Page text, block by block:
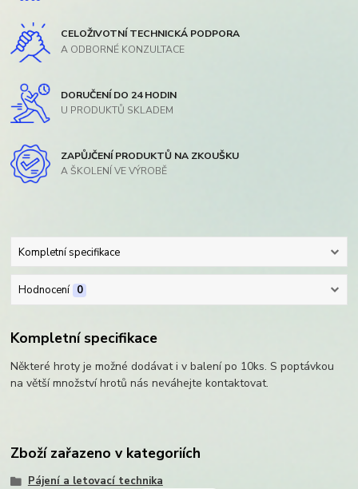
CELOŽIVOTNÍ TECHNICKÁ PODPORA
A ODBORNÉ KONZULTACE
DORUČENÍ DO 24 HODIN
U PRODUKTŮ SKLADEM
ZAPŮJČENÍ PRODUKTŮ NA ZKOUŠKU
A ŠKOLENÍ VE VÝROBĚ
Kompletní specifikace
Hodnocení 0
Kompletní specifikace
Některé hroty je možné dodávat i v balení po 10ks. S poptávkou
na větší množství hrotů nás neváhejte kontaktovat.
Zboží zařazeno v kategoriích
Pájení a letovací technika